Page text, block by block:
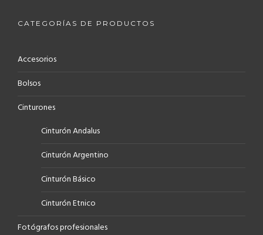
CATEGORÍAS DE PRODUCTOS
Accesorios
Bolsos
Cinturones
Cinturón Andalus
Cinturón Argentino
Cinturón Básico
Cinturón Etnico
Fotógrafos profesionales